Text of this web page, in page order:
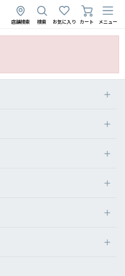
店舗検索 検索 お気に入り カート メニュー